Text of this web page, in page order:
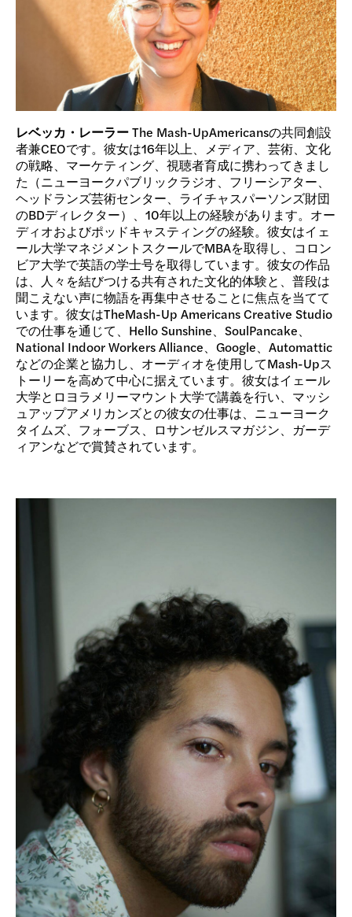
レベッカ・レーラーThe Mash-UpAmericansの共同創設
者兼CEOです。彼女は16年以上、メディア、芸術、文化
の戦略、マーケティング、視聴者育成に携わってきまし
た（ニューヨークパブリックラジオ、フリーシアター、
ヘッドランズ芸術センター、ライチャスパーソンズ財団
のBDディレクター）、10年以上の経験があります。オー
ディオおよびポッドキャスティングの経験。彼女はイェ
ール大学マネジメントスクールでMBAを取得し、コロン
ビア大学で英語の学士号を取得しています。彼女の作品
は、人々を結びつける共有された文化的体験と、普段は
聞こえない声に物語を再集中させることに焦点を当てて
います。彼女はTheMash-Up Americans Creative Studio
での仕事を通じて、Hello Sunshine、SoulPancake、
National Indoor Workers Alliance、Google、Automattic
などの企業と協力し、オーディオを使用してMash-Upス
トーリーを高めて中心に据えています。彼女はイェール
大学とロヨラメリーマウント大学で講義を行い、マッシ
ュアップアメリカンズとの彼女の仕事は、ニューヨーク
タイムズ、フォーブス、ロサンゼルスマガジン、ガーデ
ィアンなどで賞賛されています。